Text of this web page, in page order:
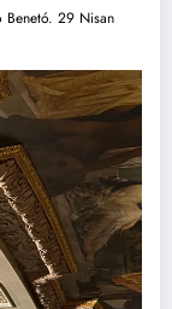
29 Nisan